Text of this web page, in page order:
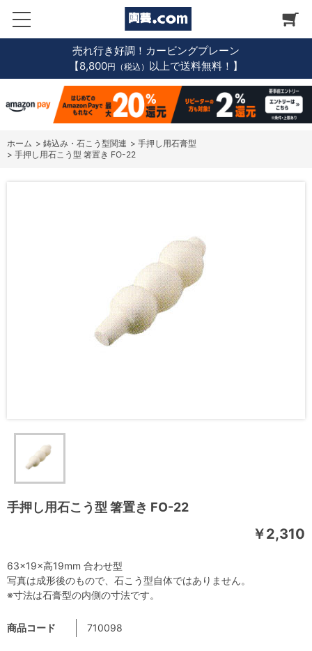
売れ行き好調！カービングプレーン
【8,800円（税込） 以上で送料無料！】
ホーム > 鋳込み・石こう型関連 > 手押し用石膏型
> 手押し用石こう型 箸置き FO-22
手押し用石こう型 箸置き FO-22
￥2,310
商品コード 710098
63×19×高19mm 合わせ型
写真は成形後のもので、石こう型自体ではありません。
※寸法は石膏型の内側の寸法です。